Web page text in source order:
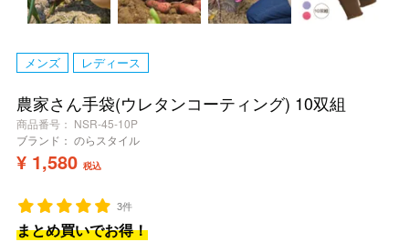
メンズ レディース
農家さん手袋(ウレタンコーティング) 10双組
商品番号
NSR-45-10P
ブランド： のらスタイル
¥ 1,580 税込
3件
まとめ買いでお得！